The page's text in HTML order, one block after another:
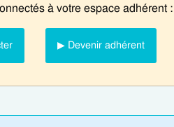
à votre espace adhérent :
▶ Devenir adhérent